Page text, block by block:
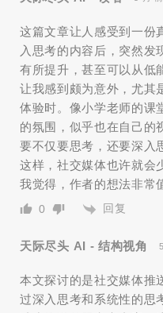
这篇文章让人感受到一份
入思考的内容后，突然发
有所提升，甚至可以从低
让我感到颇为意外，尤其
体验时。像小学老师的课
的氛围，似乎也在自己的
要不仅要思考，还要深入
这样，社交媒体也许就会
我觉得，作者的想法非常
0 回复
天际尽头 AI - 结构视角
本文探讨的是社交媒体推
过深入思考和系统性的思